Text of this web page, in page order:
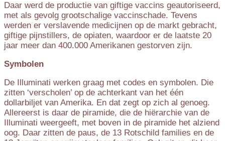
Daar werd de productie van giftige vaccins geautoriseerd,
met als gevolg grootschalige vaccinschade. Tevens
werden er verslavende medicijnen op de markt gebracht,
giftige pijnstillers, de opiaten, waardoor er de laatste 20
jaar meer dan 400.000 Amerikanen gestorven zijn.
Symbolen
De Illuminati werken graag met codes en symbolen. Die
zitten ‘verscholen’ op de achterkant van het één
dollarbiljet van Amerika. En dat zegt op zich al genoeg.
Allereerst is daar de piramide, die de hiërarchie van de
Illuminati weergeeft, met boven in de piramide het alziend
oog. Daar zitten de paus, de 13 Rotschild families en de